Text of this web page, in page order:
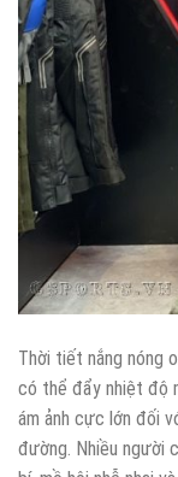
Thời tiết nắng nóng
có thể đẩy nhiệt độ
ám ảnh cực lớn đối
đường. Nhiều người